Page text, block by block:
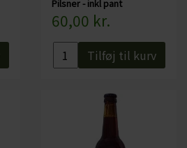
MERLOT
LAKRIDS ETC
Pilsner - inkl pant
60,00 kr.
Tilføj til kurv